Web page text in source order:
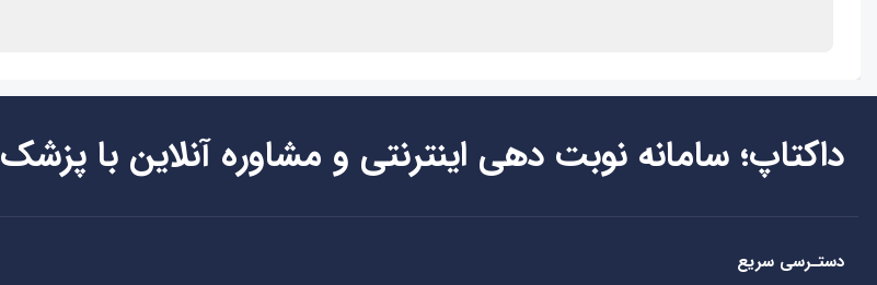
داکتاپ؛ سامانه نوبت دهی اینترنتی و مشاوره آنلاین با پزشک
دستـرسی سریع